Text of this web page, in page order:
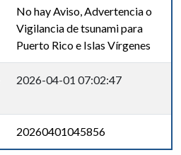
No hay Aviso, Advertencia o
Vigilancia de tsunami para
Puerto Rico e Islas Vírgenes
2026-04-01 07:02:47
20260401045856